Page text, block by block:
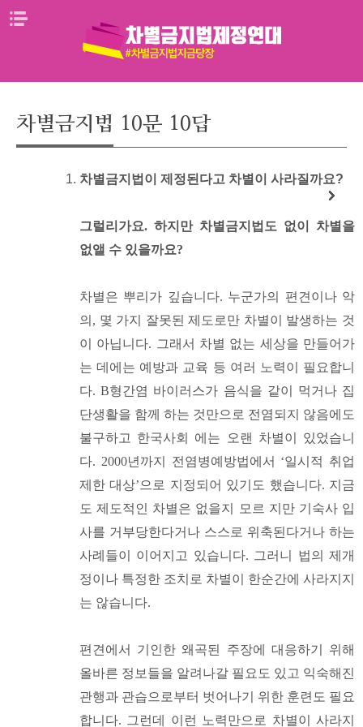
Skip
차별금지법 10문 10답
차별금지법이 제정된다고 차별이 사라질까요?
그럴리가요. 하지만 차별금지법도 없이 차별을
없앨 수 있을까요?
차별은 뿌리가 깊습니다. 누군가의 편견이나 악
의, 몇 가지 잘못된 제도로만 차별이 발생하는 것
이 아닙니다. 그래서 차별 없는 세상을 만들어가
는 데에는 예방과 교육 등 여러 노력이 필요합니
다. B형간염 바이러스가 음식을 같이 먹거나 집
단생활을 함께 하는 것만으로 전염되지 않음에도
불구하고 한국사회 에는 오랜 차별이 있었습니
다. 2000년까지 전염병예방법에서 ‘일시적 취업
제한 대상’으로 지정되어 있기도 했습니다. 지금
도 제도적인 차별은 없을지 모르 지만 기숙사 입
사를 거부당한다거나 스스로 위축된다거나 하는
사례들이 이어지고 있습니다. 그러니 법의 제개
정이나 특정한 조치로 차별이 한순간에 사라지지
는 않습니다.
편견에서 기인한 왜곡된 주장에 대응하기 위해
올바른 정보들을 알려나갈 필요도 있고 익숙해진
관행과 관습으로부터 벗어나기 위한 훈련도 필요
합니다. 그런데 이런 노력만으로 차별이 사라지